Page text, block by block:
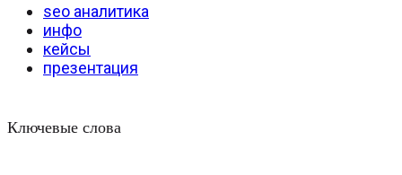
seo аналитика
инфо
кейсы
презентация
Ключевые слова